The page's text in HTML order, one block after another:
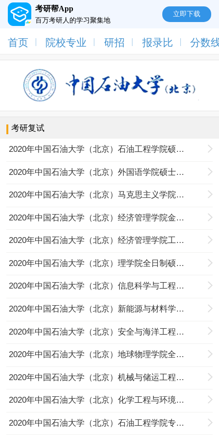
考研帮App
百万考研人的学习聚集地
立即下载
首页 院校专业 研招 报录比 分数
考研复试
2020年中国石油大学（北京）石油工程学院硕士招生复试成绩公布（第一志愿考生）
2020年中国石油大学（北京）外国语学院硕士研究生招生复试细则
2020年中国石油大学（北京）马克思主义学院硕士研究生招生复试工作细则
2020年中国石油大学（北京）经济管理学院金融专硕研究生视频复试细则及复试名单
2020年中国石油大学（北京）经济管理学院工商管理硕士（MBA）研究生复试细则（一志愿）
2020年中国石油大学（北京）理学院全日制硕士研究生招生复试实施细则
2020年中国石油大学（北京）信息科学与工程学院研究生复试细则(第一志愿考生复试细则)
2020年中国石油大学（北京）新能源与材料学院全日制硕士研究生招生复试细则
2020年中国石油大学（北京）安全与海洋工程学院硕士研究生复试细则（第一志愿）
2020年中国石油大学（北京）地球物理学院全日制硕士生招生视频复试细则(第一志愿考生复试细则)
2020年中国石油大学（北京）机械与储运工程学院硕士研究生复试细则（一志愿）
2020年中国石油大学（北京）化学工程与环境学院全日制硕士研究生招生复试工作细则
2020年中国石油大学（北京）石油工程学院专业硕士复试细则（第一志愿）